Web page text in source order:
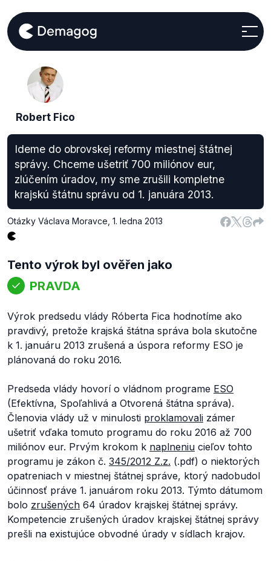
Robert Fico
Ideme do obrovskej reformy miestnej štátnej
správy. Chceme ušetriť 700 miliónov eur,
zlúčením úradov, my sme zrušili kompletne
krajskú štátnu správu od 1. januára 2013.
Otázky Václava Moravce 1. ledna 2013
Tento výrok byl ověřen jako
PRAVDA
Výrok predsedu vlády Róberta Fica hodnotíme ako
pravdivý, pretože krajská štátna správa bola skutočne
k 1. januáru 2013 zrušená a úspora reformy ESO je
plánovaná do roku 2016.
Predseda vlády hovorí o vládnom programe ESO
(Efektívna, Spoľahlivá a Otvorená štátna správa).
Členovia vlády už v minulosti proklamovali zámer
ušetriť vďaka tomuto programu do roku 2016 až 700
miliónov eur. Prvým krokom k naplneniu cieľov tohto
programu je zákon č. 345/2012 Z.z. (.pdf) o niektorých
opatreniach v miestnej štátnej správe, ktorý nadobudol
účinnosť práve 1. januárom roku 2013. Týmto dátumom
bolo zrušených 64 úradov krajskej štátnej správy.
Kompetencie zrušených úradov krajskej štátnej správy
prešli na existujúce obvodné úrady v sídlach krajov.